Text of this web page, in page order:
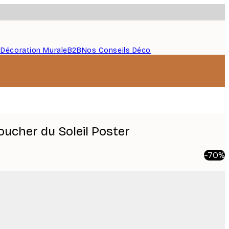
Décoration MuraleB2BNos Conseils Déco
du Soleil Poster
-70%